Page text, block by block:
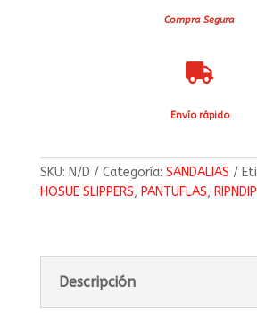
Compra Segura

Envío rápido
SKU: N/D Categoría: SANDALIAS
HOSUE SLIPPERS, PANTUFLAS, RIPNDIP
Descripción